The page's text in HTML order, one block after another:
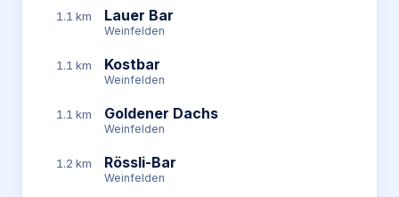
1.1 km Lauer Bar
Weinfelden
1.1 km Kostbar
Weinfelden
1.1 km Goldener Dachs
Weinfelden
1.2 km Rössli-Bar
Weinfelden